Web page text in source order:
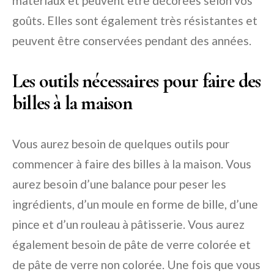
goûts. Elles sont également très résistantes et
peuvent être conservées pendant des années.
Les outils nécessaires pour faire des
billes à la maison
Vous aurez besoin de quelques outils pour
commencer à faire des billes à la maison. Vous
aurez besoin d’une balance pour peser les
ingrédients, d’un moule en forme de bille, d’une
pince et d’un rouleau à pâtisserie. Vous aurez
également besoin de pâte de verre colorée et
de pâte de verre non colorée. Une fois que vous